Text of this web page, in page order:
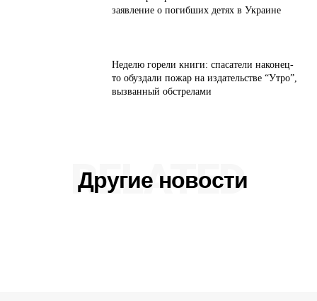
заявление о погибших детях в Украине
Неделю горели книги: спасатели наконец-
то обуздали пожар на издательстве “Утро”,
вызванный обстрелами
Другие новости
RELATED